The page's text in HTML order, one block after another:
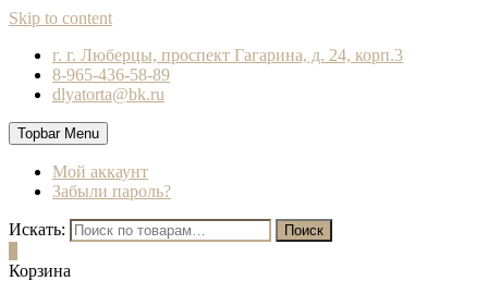
Skip to content
г. г. Люберцы, проспект Гагарина, д. 24, корп.3
8-965-436-58-89
dlyatorta@bk.ru
Topbar Menu
Мой аккаунт
Забыли пароль?
Искать: Поиск
Корзина